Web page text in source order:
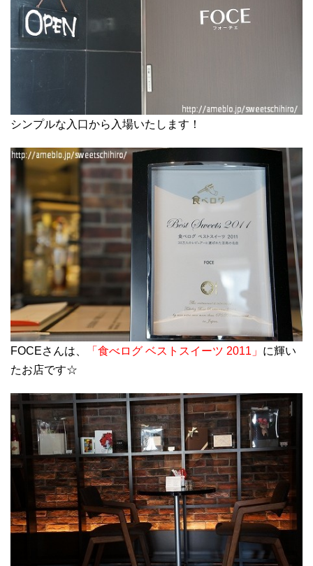
シンプルな入口から入場いたします！
FOCEさんは 「食べログ ベストスイーツ 2011」 に輝い
たお店です☆